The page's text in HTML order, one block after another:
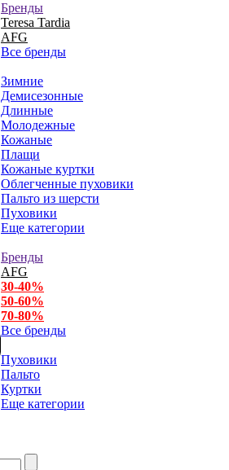
Бренды
Teresa Tardia
AFG
Все бренды
Зимние
Демисезонные
Длинные
Молодежные
Кожаные
Плащи
Кожаные куртки
Облегченные пуховики
Пальто из шерсти
Пуховики
Еще категории
Бренды
AFG
30-40%
50-60%
70-80%
Все бренды
Пуховики
Пальто
Куртки
Еще категории